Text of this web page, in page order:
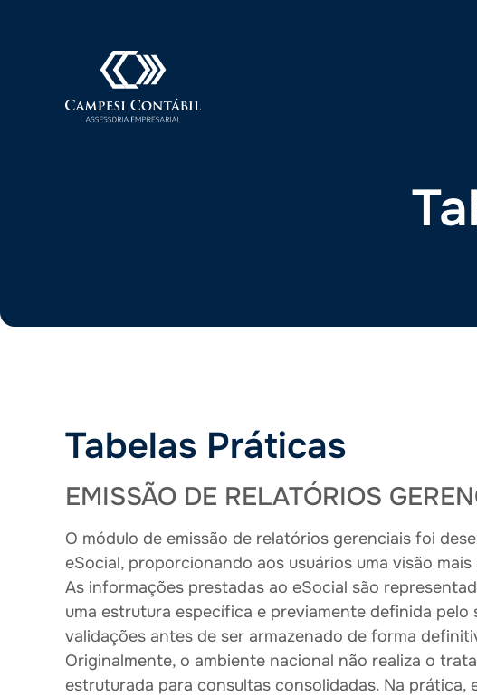
Tabelas Práticas
EMISSÃO DE RELATÓRIOS
O módulo de emissão de relatórios gerenciais foi
eSocial, proporcionando aos usuários uma visão
As informações prestadas ao eSocial são
uma estrutura específica e previamente definida
validações antes de ser armazenado de forma
Originalmente, o ambiente nacional não realiza o
estruturada para consultas consolidadas. Na